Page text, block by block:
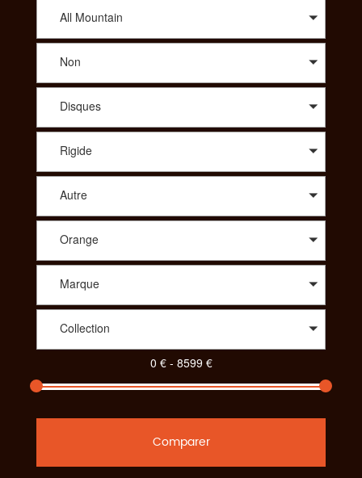
vous propose le meilleur prix. A travers une large sélection de
Terrains : all-mountain, enduro, descente/freeride, fat, dirt. Afin
de vous proposer les meilleurs produits spécialisés vous
pourrez aussi choisir le vélo idéal dans des gammes comme le
Trekking : VTC, Rando/voyage, vélo couché ou bien même
parmi un choix de tandem, de BMX, des vélos pliants, des
vélos de ville ou encore des draisiennes. Pour votre enfant
aussi vous aurez le choix parmi une diversité de vélos. Pour
consulter et trouver le vélo parfait pour votre pratique,
SportAdvice propose différents critères à sélectionner pour
All Mountain
Non
Disques
Rigide
Autre
Orange
Marque
Collection
Comparer